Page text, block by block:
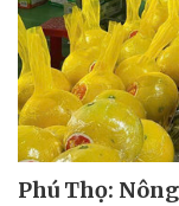
Phú Thọ: